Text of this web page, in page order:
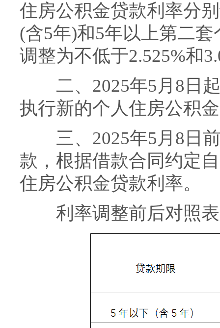
住房公积金贷款利率分
(含5年)和5年以上第二
调整为不低于2.525%和
二、2025年5月8日起
执行新的个人住房公积
三、2025年5月8日前
款，根据借款合同约定
住房公积金贷款利率。
利率调整前后对照表